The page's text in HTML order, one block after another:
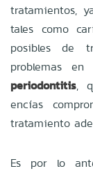
tratamientos,
tales como
posibles de
problemas en
periodontitis,
encías
tratamiento
Es por lo